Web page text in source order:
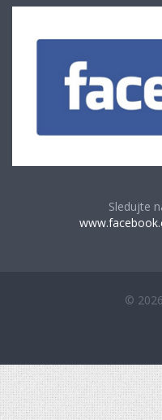
Sledujte
©